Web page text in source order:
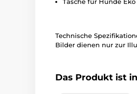
Technische
Bilder dienen nur zur
Das Produkt ist